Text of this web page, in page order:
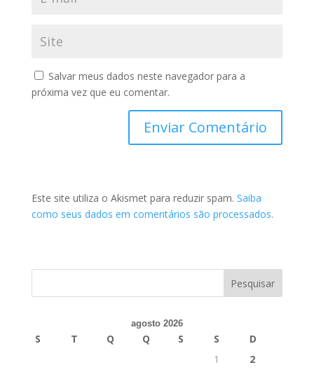
Salvar meus dados neste navegador para a
próxima vez que eu comentar.
Este site utiliza o Akismet para reduzir spam. Saiba
como seus dados em comentários são processados.
agosto 2026
S T Q Q S S
D
1
2